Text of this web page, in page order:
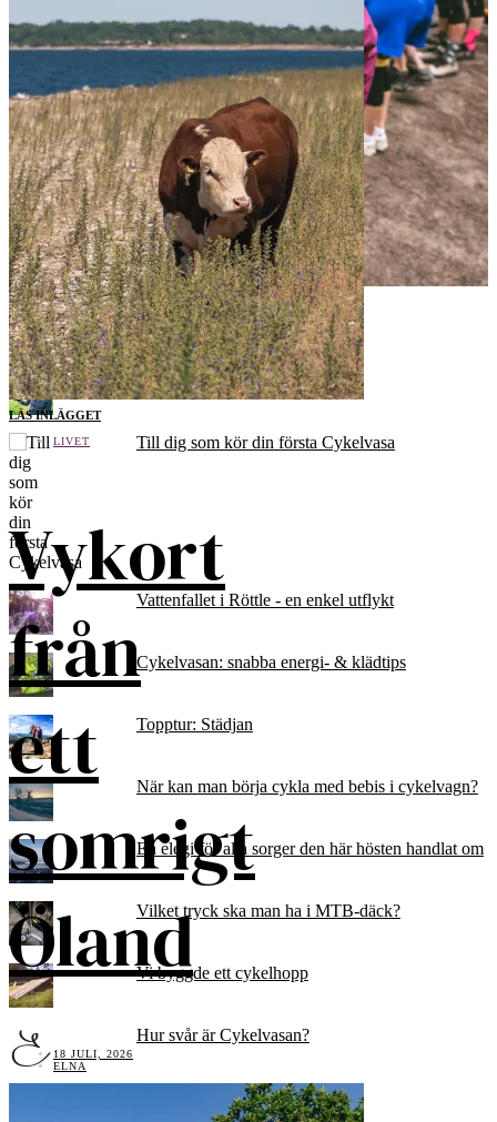
LÄS INLÄGGET
LIVET
Vykort
från
ett
somrigt
Öland
18 JULI, 2026
ELNA
Populära inlägg och sidor
Cykelvasan - tips i sista minuten
Till dig som kör din första Cykelvasa
Vattenfallet i Röttle - en enkel utflykt
Cykelvasan: snabba energi- & klädtips
Topptur: Städjan
När kan man börja cykla med bebis i cykelvagn?
En elegi för alla sorger den här hösten handlat om
Vilket tryck ska man ha i MTB-däck?
Vi byggde ett cykelhopp
Hur svår är Cykelvasan?